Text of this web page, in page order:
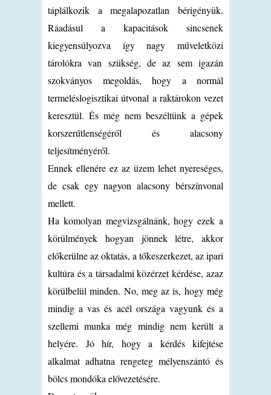
táplálkozik a megalapozatlan bérigényük.
Ráadásul a kapacitások sincsenek
kiegyensúlyozva így nagy műveletközi
tárolókra van szükség, de az sem igazán
szokványos megoldás, hogy a normál
termeléslogisztikai útvonal a raktárokon vezet
keresztül. És még nem beszéltünk a gépek
korszerűtlenségéről és alacsony
teljesítményéről.
Ennek ellenére ez az üzem lehet nyereséges,
de csak egy nagyon alacsony bérszínvonal
mellett.
Ha komolyan megvizsgálnánk, hogy ezek a
körülmények hogyan jönnek létre, akkor
előkerülne az oktatás, a tőkeszerkezet, az ipari
kultúra és a társadalmi közérzet kérdése, azaz
körülbelül minden. No, meg az is, hogy még
mindig a vas és acél országa vagyunk és a
szellemi munka még mindig nem került a
helyére. Jó hír, hogy a kérdés kifejtése
alkalmat adhatna rengeteg mélyenszántó és
bölcs mondóka elővezetésére.